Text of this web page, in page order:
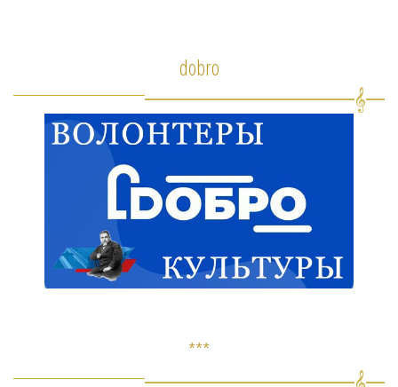
dobro
***